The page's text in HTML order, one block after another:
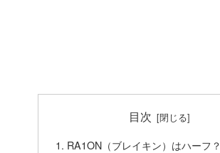
目次
RA1ON（ブレイキン）はハーフ？